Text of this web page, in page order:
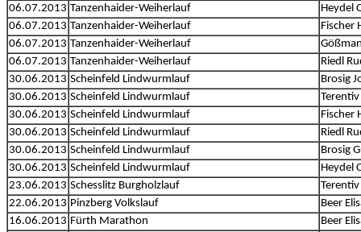
06.07.2013 Tanzenhaider-Weiherlauf
Heydel
06.07.2013 Tanzenhaider-Weiherlauf
Fischer
06.07.2013 Tanzenhaider-Weiherlauf
06.07.2013 Tanzenhaider-Weiherlauf
Riedl
30.06.2013 Scheinfeld Lindwurmlauf
Brosig
30.06.2013 Scheinfeld Lindwurmlauf
30.06.2013 Scheinfeld Lindwurmlauf
Fischer
30.06.2013 Scheinfeld Lindwurmlauf
Riedl
30.06.2013 Scheinfeld Lindwurmlauf
Brosig
30.06.2013 Scheinfeld Lindwurmlauf
Heydel
23.06.2013 Schesslitz Burgholzlauf
22.06.2013 Pinzberg Volkslauf
Beer
16.06.2013 Fürth Marathon
Beer